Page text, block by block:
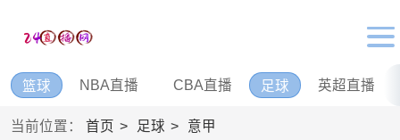
篮球 NBA直播 CBA直播 足球 英超直播
当前位置： 首页 足球 意甲